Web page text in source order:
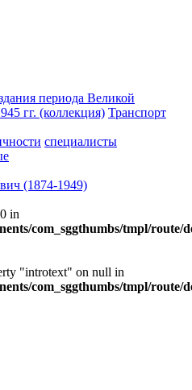
периода Великой
гг. (коллекция) Транспорт
специалисты
(1874-1949)
in
com_sggthumbs/tmpl/route/
"introtext" on null in
com_sggthumbs/tmpl/route/